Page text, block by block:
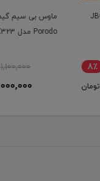
سیم گیمینگ
1,100,000
1,000,000
G100